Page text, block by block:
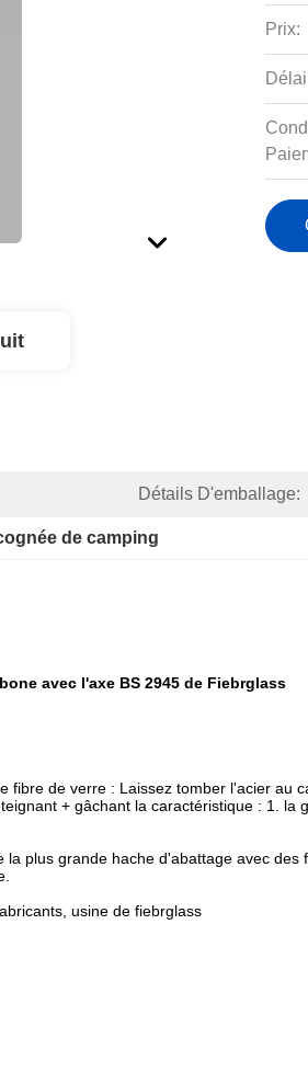
Prix:
Détails D'emballage:
de camping
avec l'axe BS 2945 de Fiebrglass
de verre : Laissez tomber l'acier au
+ gâchant la caractéristique : 1.
plus grande hache d'abattage avec
usine de fiebrglass